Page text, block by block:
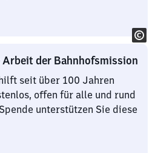
der Bahnhofsmission
seit über 100 Jahren
offen für alle und rund
unterstützen Sie diese